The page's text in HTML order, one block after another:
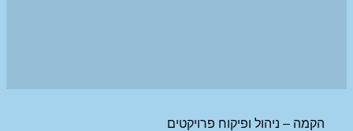
הקמה – ניהול ופיקוח פרויקטים